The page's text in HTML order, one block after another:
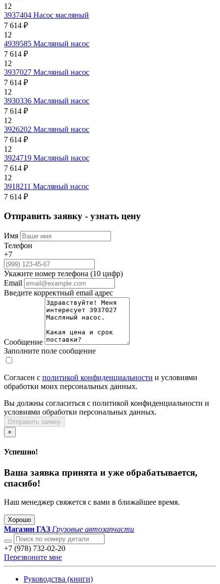
12
3937404 Насос масляный
7 614 ₽
12
4939585 Масляный насос
7 614 ₽
12
3937027 Масляный насос
7 614 ₽
12
3930336 Масляный насос
7 614 ₽
12
3926202 Масляный насос
7 614 ₽
12
3924719 Масляный насос
7 614 ₽
12
3918211 Масляный насос
7 614 ₽
Отправить заявку - узнать цену
Имя
Телефон
+7
Укажите номер телефона (10 цифр)
Email
Введите корректный email адрес
Сообщение
Заполните поле сообщение
Согласен с политикой конфиденциальности и условиями
обработки моих персональных данных.
Вы должны согласиться с политикой конфиденциальности и
условиями обработки персональных данных.
Отправить заявку
×
Успешно!
Ваша заявка принята и уже обрабатывается,
спасибо!
Наш менеджер свяжется с вами в ближайшее время.
Хорошо
Магазин ГАЗ Грузовые автозапчасти
+7 (978) 732-02-20
Перезвоните мне
Руководства (книги)